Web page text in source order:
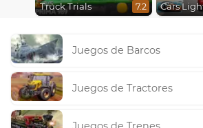
Truck Trials 7.2
Juegos de Barcos
Juegos de Tractores